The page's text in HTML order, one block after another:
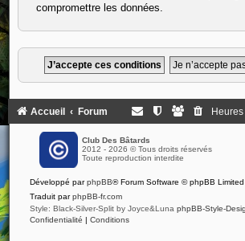
compromettre les données.
Accueil Forum
Club Des Bâtards
2012 - 2026 © Tous droits réservés
Toute reproduction interdite
Développé parphpBB® Forum Software © phpBB Limited
Traduit parphpBB-fr.com
Style: Black-Silver-Split by Joyce&Luna phpBB-Style-
Confidentialité | Conditions